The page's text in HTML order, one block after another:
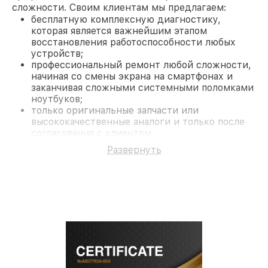
сложности. Своим клиентам мы предлагаем:
бесплатную комплексную диагностику,
которая является важнейшим этапом
восстановления работоспособности любых
устройств;
профессиональный ремонт любой сложности,
начиная со смены экрана на смартфонах и
заканчивая сложными системными поломками
ноутбуков;
только оригинальные запчасти или
высококачественные аналоги и только после
согласования с клиентом.
На все работы и замененные комплектующие
предоставляется длительная гарантия. В случае
современное оборудование и
лицензированное ПО в ремонтно-
Развернуть